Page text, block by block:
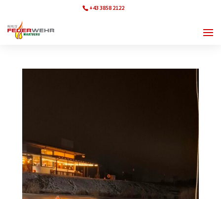
+43 3858 2122